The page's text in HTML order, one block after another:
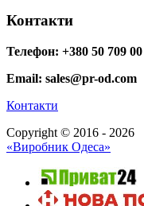
Контакти
Телефон: +380 50 709
Email: sales@pr-od.com
Контакти
Copyright © 2016 - 2026
«Виробник Одеса»